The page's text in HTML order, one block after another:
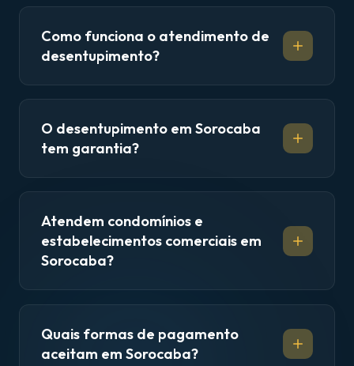
Como funciona o atendimento de
desentupimento?
O desentupimento em Sorocaba
tem garantia?
Atendem condomínios e
estabelecimentos comerciais em
Sorocaba?
Quais formas de pagamento
aceitam em Sorocaba?